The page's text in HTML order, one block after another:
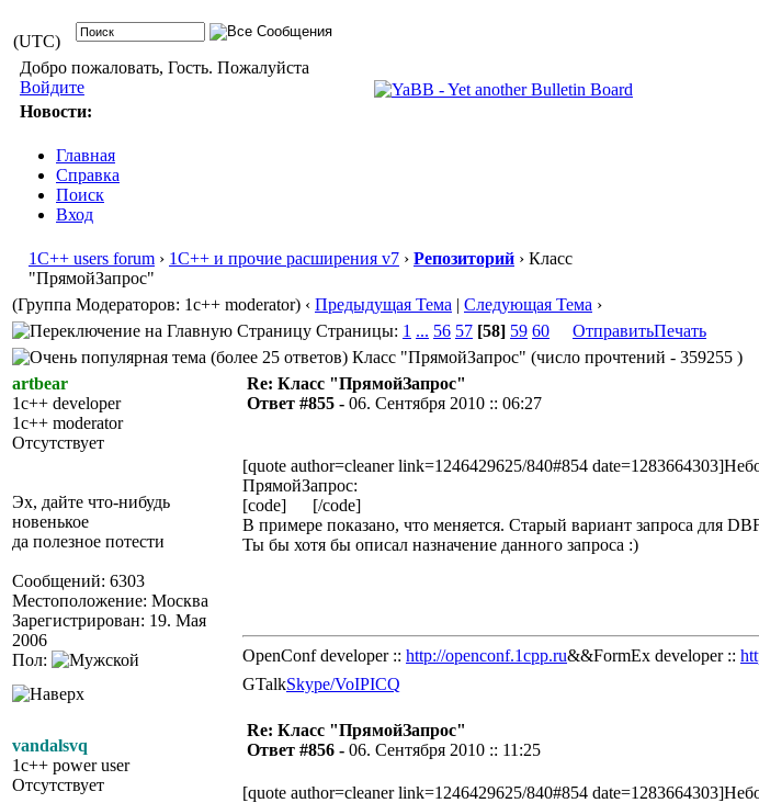
(UTC)
Добро пожаловать, Гость. Пожалуйста
Войдите
Новости:
Главная
Справка
Поиск
Вход
1С++ users forum › 1С++ и прочие расширения v7 › Репозиторий › Класс
"ПрямойЗапрос"
(Группа Модераторов: 1c++ moderator) ‹ Предыдущая Тема | Следующая Тема ›
Страницы: 1 ... 56 57 [58] 59 60 ОтправитьПечать
Класс "ПрямойЗапрос" (число прочтений - 359255 )
artbear
1c++ developer
1c++ moderator
Отсутствует
Эх, дайте что-нибудь
новенькое
да полезное потести
Сообщений: 6303
Местоположение: Москва
Зарегистрирован: 19. Мая
2006
Пол:
Re: Класс "ПрямойЗапрос"
Ответ #855 - 06. Сентября 2010 :: 06:27
[quote author=cleaner link=1246429625/840#854
ПрямойЗапрос:
[code] [/code]
В примере показано, что меняется. Старый вариант запроса для
Ты бы хотя бы описал назначение данного запроса :)
OpenConf developer :: http://openconf.1cpp.ru&&FormEx developer ::
GTalkSkype/VoIPICQ
vandalsvq
1c++ power user
Отсутствует
Re: Класс "ПрямойЗапрос"
Ответ #856 - 06. Сентября 2010 :: 11:25
[quote author=cleaner link=1246429625/840#854